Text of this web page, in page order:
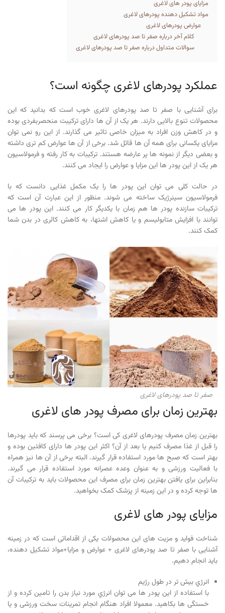
مزایای پودر های لاغری
مواد تشکیل دهنده پودرهای لاغری
عوارض پودرهای لاغری
کلام آخر درباره صفر تا صد پودرهای لاغری
سوالات متداول درباره صفر تا صد پودرهای لاغری
عملکرد پودرهای لاغری چگونه است؟
برای آشنایی با صفر تا صد پودرهای لاغری خوب است که بدانید که این
محصولات تنوع بالایی دارند. هر یک از آن ها دارای ترکیبت منحصربفردی بوده
و در کاهش وزن افراد به میزان خاصی تاثیر می گذارند. از این رو نمی توان
مزایای یکسانی برای همه آن ها قائل شد. برخی از آن ها عوارض کم تری داشته
و بعضی دیگر از نمونه ها پر عارضه هستند. ترکیبات به کار رفته و فرمولاسیون
هر یک از این پودر ها این مزایا و عوارض را ایجاد می کنند.
در حالت کلی می توان این پودر ها را یک مکمل غذایی دانست که با
فرمولاسیون سینرژيک ساخته می شوند. منظور از این عبارت آن است که
ترکیبات سازنده پودر ها هم زمان با یکدیگر کار می کنند. این پودر ها می
توانند با افزایش متابولیسم و یا کاهش اشتها، به کاهش کالری در بدن شما
کمک کنند.
صفر تا صد پودرهای لاغری
بهترین زمان برای مصرف پودر های لاغری
بهترین زمان مصرف پودرهای لاغری کی است؟ برخی می پرسند که باید پودرها
را قبل از غذا مصرف کنیم یا بعد از آن؟ اکثر این پودر ها دارای کافئین بوده و
بهتر است که صبح ها مورد استفاده قرار گیرند. البته برخی از آن ها نیز همراه
با فعالیت ورزشی و به عنوان وعده عصرانه مورد استفاده قرار می گیرند.
بنابراین برای یافتن بهترین زمان برای مصرف این محصولات باید به ترکیبات آن
ها توجه کرده و در این زمینه از پزشک کمک بخواهید.
مزایای پودر های لاغری
شناخت فواید و مزیت های این محصولات یکی از اقداماتی است که در زمینه
آشنایی با صفر تا صد پودرهای لاغری + عوارض و مزایا+مواد تشکیل دهنده،
باید انجام دهیم.
انرژي بیش تر در طول رژيم
با استفاده از این پودر ها می توان انرژي مورد نیاز بدن را تامین کرده و از
خستگی ها بکاهید. معمولا افراد هنگام انجام تمرینات سخت ورزشی و یا